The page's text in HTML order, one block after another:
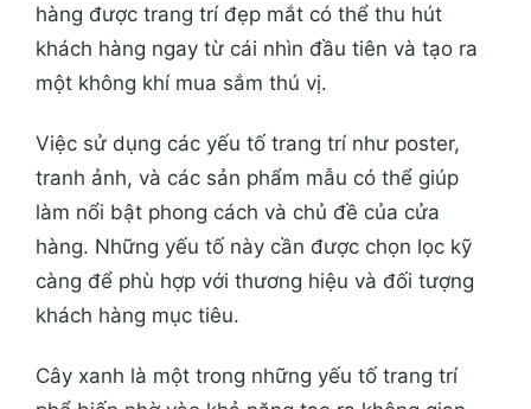
hàng được trang trí đẹp mắt có thể thu hút
khách hàng ngay từ cái nhìn đầu tiên và tạo ra
một không khí mua sắm thú vị.
Việc sử dụng các yếu tố trang trí như poster,
tranh ảnh, và các sản phẩm mẫu có thể giúp
làm nổi bật phong cách và chủ đề của cửa
hàng. Những yếu tố này cần được chọn lọc kỹ
càng để phù hợp với thương hiệu và đối tượng
khách hàng mục tiêu.
Cây xanh là một trong những yếu tố trang trí